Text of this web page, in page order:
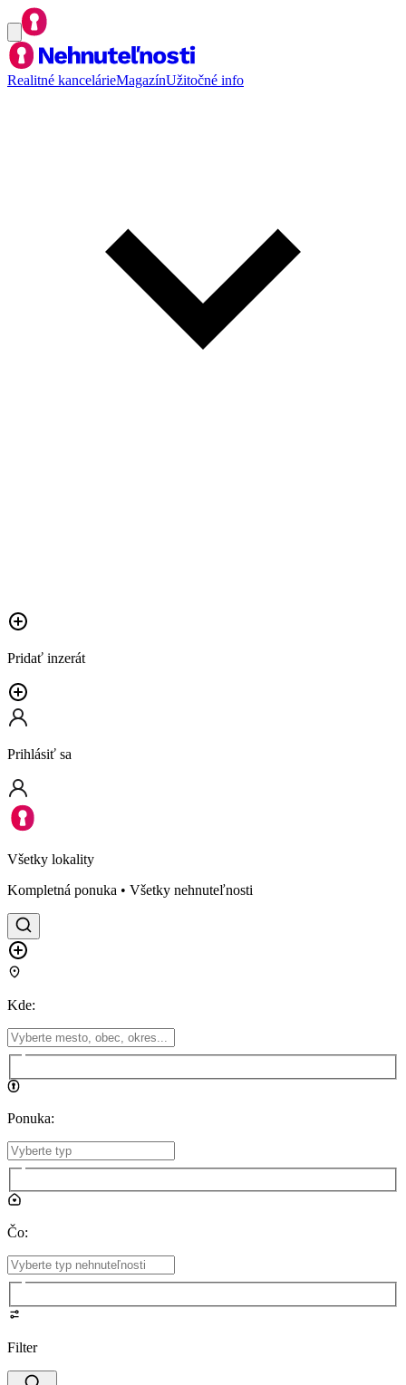
Realitné kancelárieMagazínUžitočné info
Pridať inzerát
Prihlásiť sa
Všetky lokality
Kompletná ponuka • Všetky nehnuteľnosti
Kde:
Ponuka:
Čo:
Filter